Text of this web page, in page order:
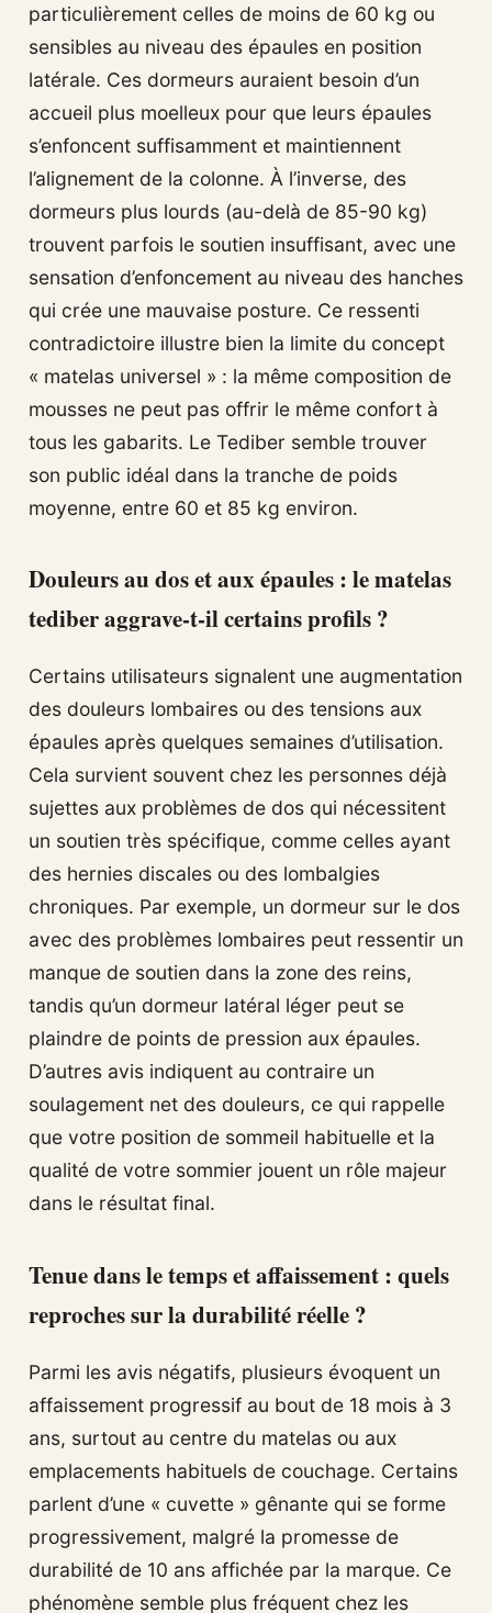
particulièrement celles de moins de 60 kg ou
sensibles au niveau des épaules en position
latérale. Ces dormeurs auraient besoin d’un
accueil plus moelleux pour que leurs épaules
s’enfoncent suffisamment et maintiennent
l’alignement de la colonne. À l’inverse, des
dormeurs plus lourds (au-delà de 85-90 kg)
trouvent parfois le soutien insuffisant, avec une
sensation d’enfoncement au niveau des hanches
qui crée une mauvaise posture. Ce ressenti
contradictoire illustre bien la limite du concept
« matelas universel » : la même composition de
mousses ne peut pas offrir le même confort à
tous les gabarits. Le Tediber semble trouver
son public idéal dans la tranche de poids
moyenne, entre 60 et 85 kg environ.
Douleurs au dos et aux épaules : le matelas
tediber aggrave-t-il certains profils ?
Certains utilisateurs signalent une augmentation
des douleurs lombaires ou des tensions aux
épaules après quelques semaines d’utilisation.
Cela survient souvent chez les personnes déjà
sujettes aux problèmes de dos qui nécessitent
un soutien très spécifique, comme celles ayant
des hernies discales ou des lombalgies
chroniques. Par exemple, un dormeur sur le dos
avec des problèmes lombaires peut ressentir un
manque de soutien dans la zone des reins,
tandis qu’un dormeur latéral léger peut se
plaindre de points de pression aux épaules.
D’autres avis indiquent au contraire un
soulagement net des douleurs, ce qui rappelle
que votre position de sommeil habituelle et la
qualité de votre sommier jouent un rôle majeur
dans le résultat final.
Tenue dans le temps et affaissement : quels
reproches sur la durabilité réelle ?
Parmi les avis négatifs, plusieurs évoquent un
affaissement progressif au bout de 18 mois à 3
ans, surtout au centre du matelas ou aux
emplacements habituels de couchage. Certains
parlent d’une « cuvette » gênante qui se forme
progressivement, malgré la promesse de
durabilité de 10 ans affichée par la marque. Ce
phénomène semble plus fréquent chez les